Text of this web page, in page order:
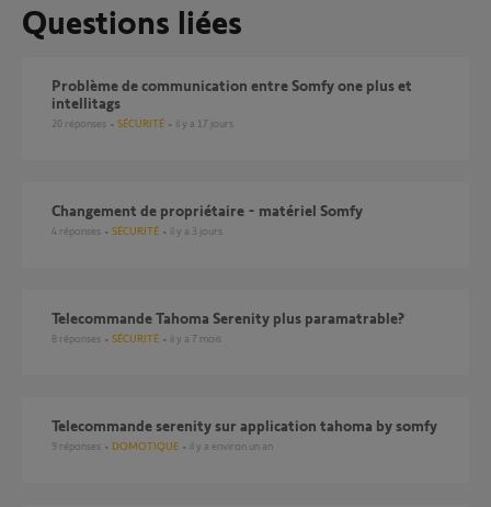
Questions liées
Problème de communication entre Somfy one plus et
intellitags
20 réponses SÉCURITÉ il y a 17 jours
Changement de propriétaire - matériel Somfy
4 réponses SÉCURITÉ il y a 3 jours
Telecommande Tahoma Serenity plus paramatrable?
8 réponses SÉCURITÉ il y a 7 mois
Telecommande serenity sur application tahoma by somfy
9 réponses DOMOTIQUE il y a environ un an